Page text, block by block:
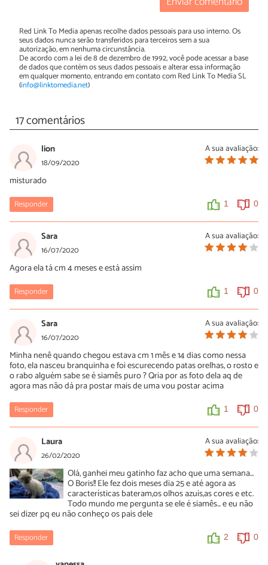
Red Link To Media apenas recolhe dados pessoais para uso interno. Os
seus dados nunca serão transferidos para terceiros sem a sua
autorização, em nenhuma circunstância.
De acordo com a lei de 8 de dezembro de 1992, você pode acessar a base
de dados que contém os seus dados pessoais e alterar essa informação
em qualquer momento, entrando em contato com Red Link To Media SL
(info@linktomedia.net)
17 comentários
A sua avaliação:
lion
18/09/2020
misturado
Responder 1 0
A sua avaliação:
Sara
16/07/2020
Agora ela tá cm 4 meses e está assim
Responder 1 0
A sua avaliação:
Sara
16/07/2020
Minha nenê quando chegou estava cm 1 mês e 14 dias como nessa
foto, ela nasceu branquinha e foi escurecendo patas orelhas, o rosto e
o rabo alguém sabe se é siamês puro ? Qria por as foto dela aq de
agora mas não dá pra postar mais de uma vou postar acima
Responder 1 0
A sua avaliação:
Laura
26/02/2020
Olá, ganhei meu gatinho faz acho que uma semana...
O Boris!! Ele fez dois meses dia 25 e até agora as
características bateram,os olhos azuis,as cores e etc.
Todo mundo me pergunta se ele é siamês... e eu não
sei dizer pq eu não conheço os pais dele
Responder 2 0